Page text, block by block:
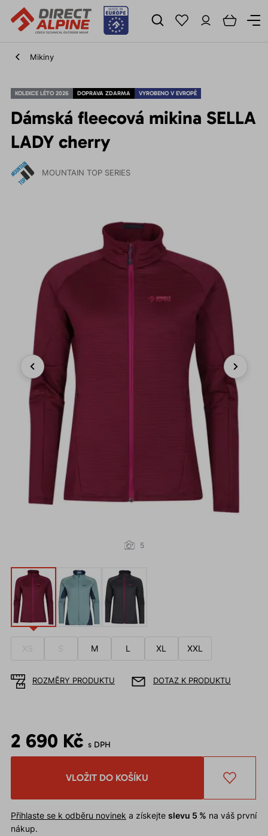
Mikiny
KOLEKCE LÉTO 2026 DOPRAVA ZDARMA VYROBENO V EVROPĚ
Dámská fleecová mikina SELLA
LADY cherry
MOUNTAIN TOP SERIES
Previous Next
5
XS S M L XL XXL
ROZMĚRY PRODUKTU DOTAZ K PRODUKTU
2 690 Kč s DPH
VLOŽIT DO KOŠÍKU
Přihlaste se k odběru novinek a získejte slevu 5 % na váš první
nákup.